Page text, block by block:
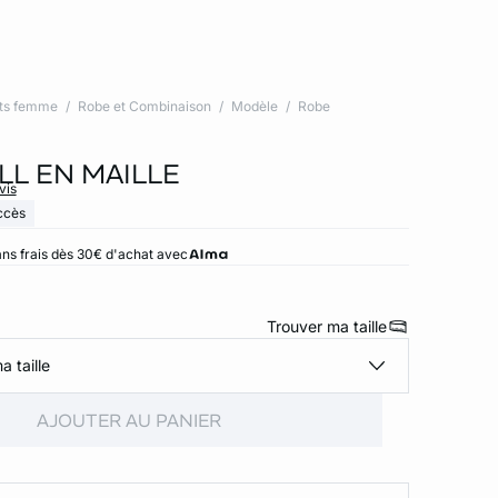
femme Robe et Combinaison Modèle Robe
EN MAILLE
frais dès 30€ d'achat avec
Trouver ma taille
taille
AJOUTER AU PANIER